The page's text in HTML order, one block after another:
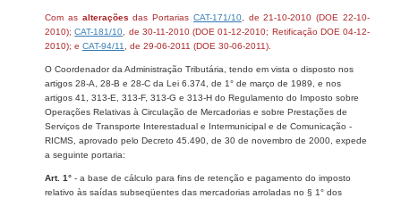
Com as alterações das Portarias CAT-171/10, de 21-10-2010 (DOE 22-10-
2010);CAT-181/10 , de 30-11-2010 (DOE 01-12-2010; Retificação DOE 04-12-
2010); e CAT-94/11 , de 29-06-2011 (DOE 30-06-2011).
O Coordenador da Administração Tributária, tendo em vista o disposto nos
artigos 28-A, 28-B e 28-C da Lei 6.374, de 1° de março de 1989, e nos
artigos 41, 313-E, 313-F, 313-G e 313-H do Regulamento do Imposto sobre
Operações Relativas à Circulação de Mercadorias e sobre Prestações de
Serviços de Transporte Interestadual e Intermunicipal e de Comunicação -
RICMS, aprovado pelo Decreto 45.490, de 30 de novembro de 2000, expede
a seguinte portaria:
Art. 1° - a base de cálculo para fins de retenção e pagamento do imposto
relativo às saídas subseqüentes das mercadorias arroladas no § 1° dos